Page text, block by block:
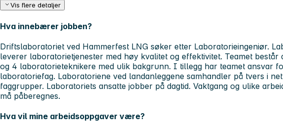
Vis flere detaljer
Hva innebærer jobben?
Driftslaboratoriet ved Hammerfest LNG søker etter Laboratorieingeniør.
leverer laboratorietjenester med høy kvalitet og effektivitet. Teamet består
og 4 laboratorieteknikere med ulik bakgrunn. I tillegg har teamet ansvar
laboratoriefag. Laboratoriene ved landanleggene samhandler på tvers i
faggrupper. Laboratoriets ansatte jobber på dagtid. Vaktgang og ulike
må påberegnes.
Hva vil mine arbeidsoppgaver være?